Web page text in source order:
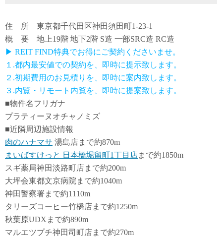
住 所 東京都千代田区神田須田町1-23-1
概 要 地上19階 地下2階 S造 一部SRC造 RC造
▶ REIT FIND特典でお得にご契約くださいませ。
１.都内最安値での契約を、即時に提示致します。
２.初期費用のお見積りを、即時に案内致します。
３.内覧・リモート内覧を、即時に提案致します。
■物件名フリガナ
プラティーヌオチャノミズ
■近隣周辺施設情報
肉のハナマサ 湯島店まで約870m
まいばすけっと 日本橋堀留町1丁目店まで約1850m
スギ薬局神田淡路町店まで約200m
大坪会東都文京病院まで約1040m
神田警察署まで約1110m
タリーズコーヒー竹橋店まで約1250m
秋葉原UDXまで約890m
マルエツプチ神田司町店まで約270m